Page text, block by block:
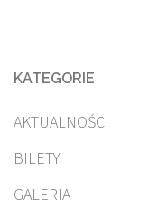
KATEGORIE
AKTUALNOŚCI
BILETY
GALERIA